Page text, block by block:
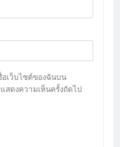
เว็บไซต์ของฉันบน
สดงความเห็นครั้งถัดไป